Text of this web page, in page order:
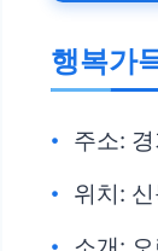
행복가
주소:
위치: